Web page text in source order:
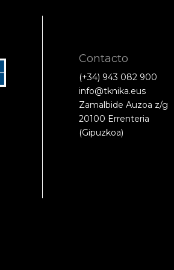
Contacto
(+34) 943 082 900
info@tknika.eus
Zamalbide Auzoa z/g
20100 Errenteria
(Gipuzkoa)